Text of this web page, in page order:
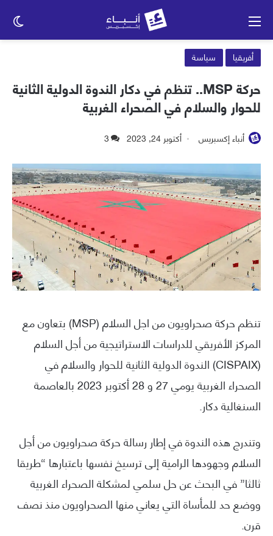
أفريقيا سياسة
حركة MSP.. تنظم في دكار الندوة الدولية الثانية
للحوار والسلام في الصحراء الغربية
أنباء إكسبريس أكتوبر 24, 2023 3
تنظم حركة صحراويون من اجل السلام (MSP) بتعاون مع
المركز الأفريقي للدراسات الاستراتيجية من أجل السلام
(CISPAIX) الندوة الدولية الثانية للحوار والسلام في
الصحراء الغربية يومي 27 و 28 أكتوبر 2023 بالعاصمة
السنغالية دكار.
وتندرج هذه الندوة في إطار رسالة حركة صحراويون من أجل
السلام وجهودها الرامية إلى ترسيخ نفسها باعتبارها “طريقا
ثالثا” في البحث عن حل سلمي لمشكلة الصحراء الغربية
ووضع حد للمأساة التي يعاني منها الصحراويون منذ نصف
قرن.